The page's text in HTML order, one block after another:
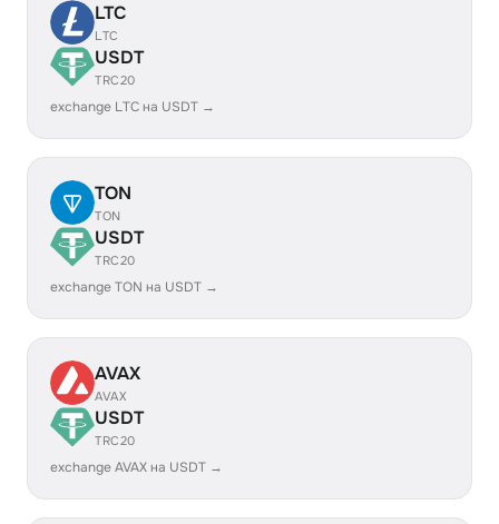
LTC
LTC
USDT
TRC20
exchange LTC на USDT →
TON
TON
USDT
TRC20
exchange TON на USDT →
AVAX
AVAX
USDT
TRC20
exchange AVAX на USDT →